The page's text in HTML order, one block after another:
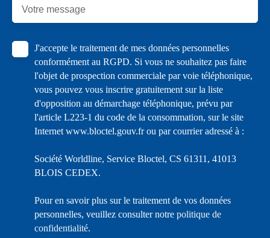
Votre message
J'accepte le traitement de mes données personnelles
conformément au RGPD. Si vous ne souhaitez pas faire
l'objet de prospection commerciale par voie téléphonique,
vous pouvez vous inscrire gratuitement sur la liste
d'opposition au démarchage téléphonique, prévu par
l'article L223-1 du code de la consommation, sur le site
Internet www.bloctel.gouv.fr ou par courrier adressé à :
Société Worldline, Service Bloctel, CS 61311, 41013
BLOIS CEDEX.
Pour en savoir plus sur le traitement de vos données
personnelles, veuillez consulter notre politique de
confidentialité.